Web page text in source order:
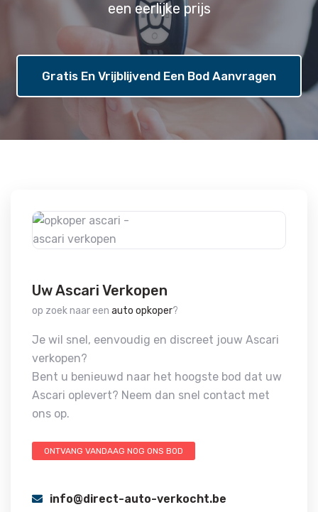
een eerlijke prijs
Gratis En Vrijblijvend Een Bod Aanvragen
Uw Ascari Verkopen
op zoek naar een auto opkoper?
Je wil snel, eenvoudig en discreet jouw Ascari
verkopen?
Bent u benieuwd naar het hoogste bod dat uw
Ascari oplevert? Neem dan snel contact met
ons op.
ONTVANG VANDAAG NOG ONS BOD
info@direct-auto-verkocht.be